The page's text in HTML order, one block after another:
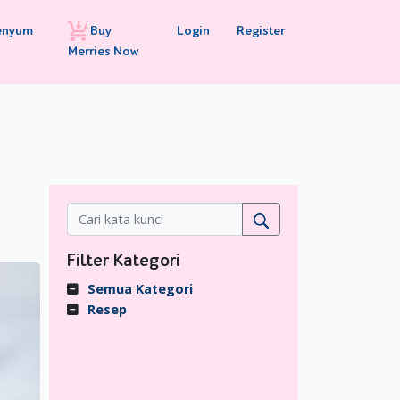
Buy
Merries Now
Login Register
Filter Kategori
Semua Kategori
Resep